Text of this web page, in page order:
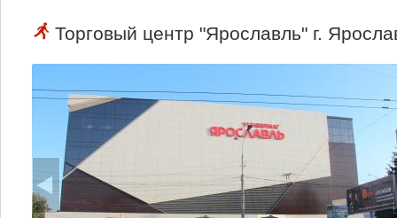
Торговый центр "Ярославль" г.